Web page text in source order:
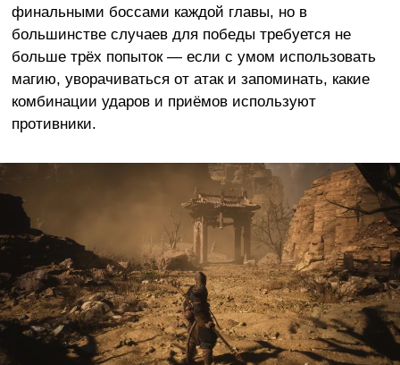
финальными боссами каждой главы, но в
большинстве случаев для победы требуется не
больше трёх попыток — если с умом использовать
магию, уворачиваться от атак и запоминать, какие
комбинации ударов и приёмов используют
противники.